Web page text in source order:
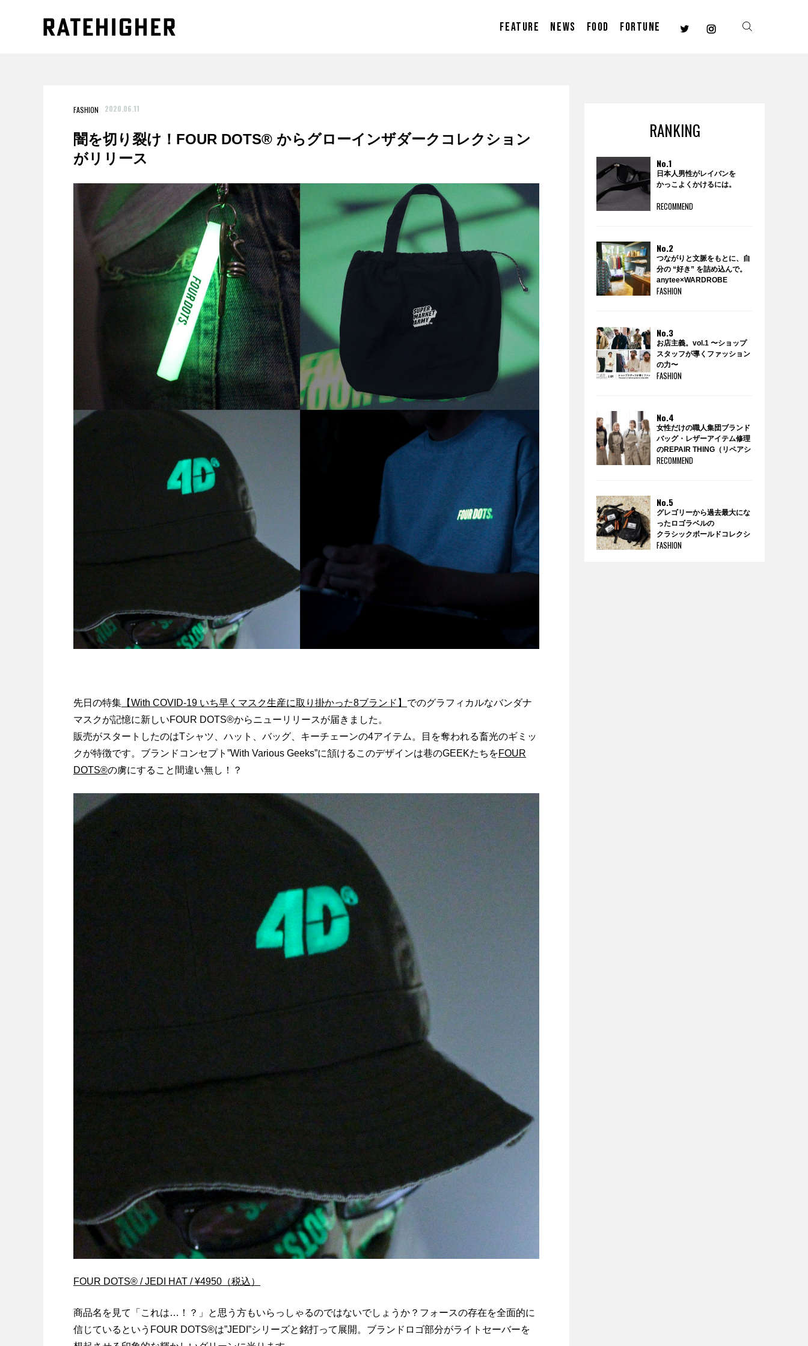
FEATURE NEWS FOOD FORTUNE
FASHION 2020.06.11
闇を切り裂け！FOUR DOTS®︎ からグローインザダークコレクション
がリリース
先日の特集 【With COVID-19 いち早くマスク生産に取り掛かった8ブランド】 でのグラフィカルなバンダナ
マスクが記憶に新しいFOUR DOTS®︎からニューリリースが届きました。
販売がスタートしたのはTシャツ、ハット、バッグ、キーチェーンの4アイテム。目を奪われる畜光のギミッ
クが特徴です。ブランドコンセプト”With Various Geeks”に頷けるこのデザインは巷のGEEKたちをFOUR
DOTS®︎の虜にすること間違い無し！？
FOUR DOTS®︎ / JEDI HAT / ¥4950（税込）
商品名を見て「これは…！？」と思う方もいらっしゃるのではないでしょうか？フォースの存在を全面的に
信じているというFOUR DOTS®︎は”JEDI”シリーズと銘打って展開。ブランドロゴ部分がライトセーバーを
RANKING
No.1
日本人男性がレイバンを
かっこよくかけるには。
RECOMMEND
No.2
つながりと文脈をもとに、自
分の “好き” を詰め込んで。
anytee×WARDROBE
TREATMENTのポップアップ
FASHION
No.3
お店主義。vol.1 〜ショップ
スタッフが導くファッション
の力〜
FASHION
No.4
女性だけの職人集団ブランド
バッグ・レザーアイテム修理
のREPAIR THING（リペアシ
ング）
RECOMMEND
No.5
グレゴリーから過去最大にな
ったロゴラベルの
クラシックボールドコレクシ
ョンが発売。
FASHION